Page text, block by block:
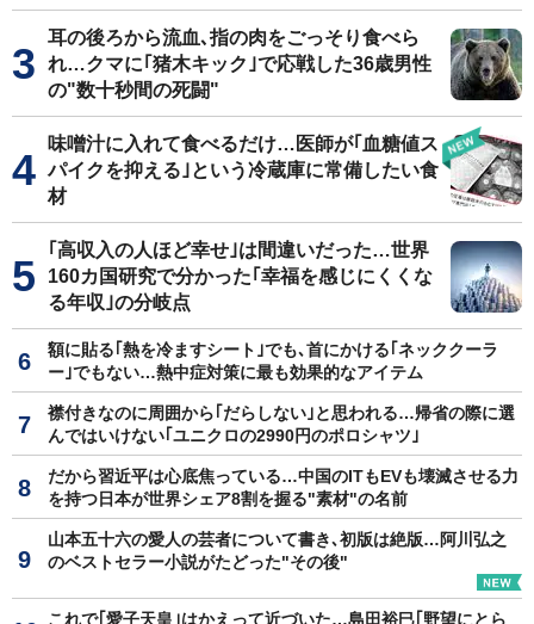
耳の後ろから流血､指の肉をごっそり食べら
れ…クマに｢猪木キック｣で応戦した36歳男性
の"数十秒間の死闘"
味噌汁に入れて食べるだけ…医師が｢血糖値ス
パイクを抑える｣という冷蔵庫に常備したい食
材
｢高収入の人ほど幸せ｣は間違いだった…世界
160カ国研究で分かった｢幸福を感じにくくな
る年収｣の分岐点
額に貼る｢熱を冷ますシート｣でも､首にかける｢ネッククーラ
ー｣でもない…熱中症対策に最も効果的なアイテム
襟付きなのに周囲から｢だらしない｣と思われる…帰省の際に選
んではいけない｢ユニクロの2990円のポロシャツ｣
だから習近平は心底焦っている…中国のITもEVも壊滅させる力
を持つ日本が世界シェア8割を握る"素材"の名前
山本五十六の愛人の芸者について書き､初版は絶版…阿川弘之
のベストセラー小説がたどった"その後"
これで｢愛子天皇｣はかえって近づいた…島田裕巳｢野望にとら